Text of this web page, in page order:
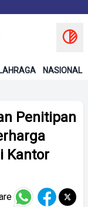
NASIONAL
Penitipan
Kantor